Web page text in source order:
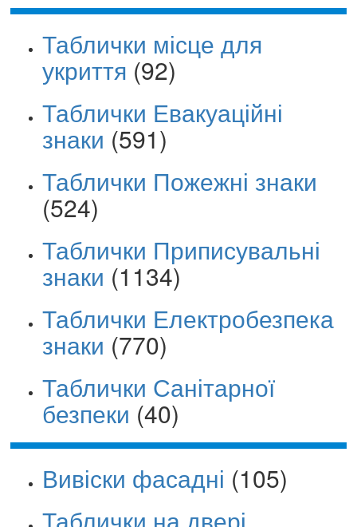
Таблички місце для
укриття (92)
Таблички Евакуаційні
знаки (591)
Таблички Пожежні знаки
(524)
Таблички Приписувальні
знаки (1134)
Таблички Електробезпека
знаки (770)
Таблички Санітарної
безпеки (40)
Вивіски фасадні (105)